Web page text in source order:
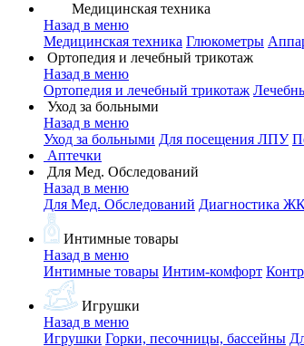
Медицинская техника
Назад в меню
Медицинская техника Глюкометры
Ортопедия и лечебный трикотаж
Назад в меню
Ортопедия и лечебный трикотаж
Уход за больными
Назад в меню
Уход за больными Для посещения ЛПУ
Аптечки
Для Мед. Обследований
Назад в меню
Для Мед. Обследований Диагностика
Интимные товары
Назад в меню
Интимные товары Интим-комфорт
Игрушки
Назад в меню
Игрушки Горки, песочницы, бассейны